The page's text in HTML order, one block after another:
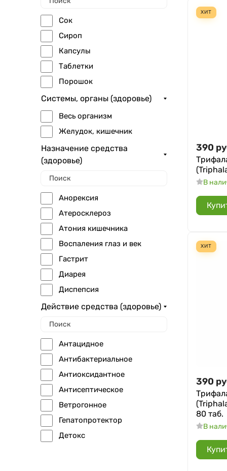
Shri Ganga Pharmacy
Sri Sri Tattva
Vyas
Zandu
Сок
Сироп
Капсулы
Таблетки
Порошок
Системы, органы (здоровье)
Весь организм
Желудок, кишечник
Назначение средства
(здоровье)
Анорексия
Атеросклероз
Атония кишечника
Воспаления глаз и век
Гастрит
Диарея
Диспепсия
Запоры
Куриная слепота
Нарушения обмена веществ
Ожирение
Действие средства (здоровье)
Антацидное
Антибактериальное
Антиоксидантное
Антисептическое
Ветрогонное
Гепатопротектор
Детокс
ХИТ
390
В
ХИТ
390
80 таб.
В